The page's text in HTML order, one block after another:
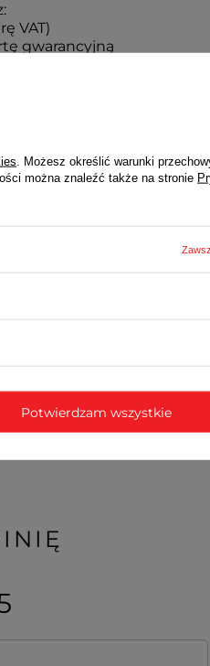
VAT)
gwarancyjną
oraz przez sieć
. Możesz określić warunki
można znaleźć także na stronie
Potwierdzam wszystkie